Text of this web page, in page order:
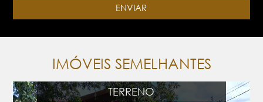
IMÓVEIS SEMELHANTES
TERRENO